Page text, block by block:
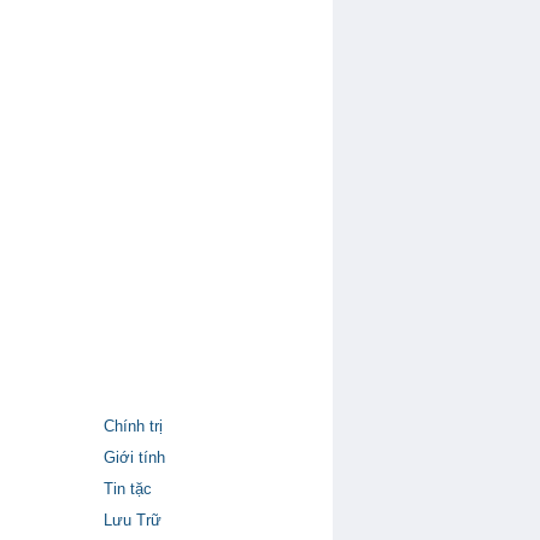
Chính trị
Giới tính
Tin tặc
Lưu Trữ